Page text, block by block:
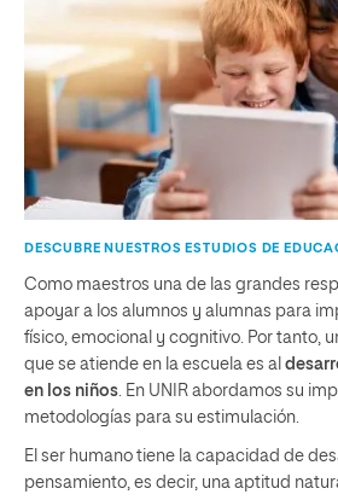
DESCUBRE NUESTROS ESTUDIOS DE
Como maestros una de las grandes
apoyar a los alumnos y alumnas para
físico, emocional y cognitivo. Por tanto,
que se atiende en la escuela es al
en los niños. En UNIR abordamos su
metodologías para su estimulación.
El ser humano tiene la capacidad de
pensamiento, es decir, una aptitud